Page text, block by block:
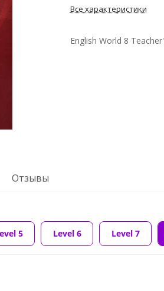
Все характеристики
English World 8
Отзывы
5 Level 6 Level 7